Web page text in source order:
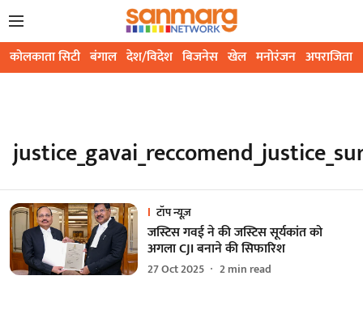
कोलकाता सिटी बंगाल देश/विदेश बिजनेस खेल मनोरंजन अपराजिता
टॉप न्यूज़
जस्टिस गवई ने की जस्टिस सूर्यकांत को
अगला CJI बनाने की सिफारिश
27 Oct 2025 2min read